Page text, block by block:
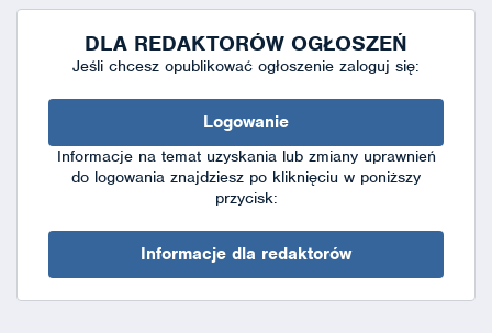
DLA REDAKTORÓW OGŁOSZEŃ
Jeśli chcesz opublikować ogłoszenie zaloguj się:
Logowanie
Informacje na temat uzyskania lub zmiany uprawnień
do logowania znajdziesz po kliknięciu w poniższy
przycisk:
Informacje dla redaktorów